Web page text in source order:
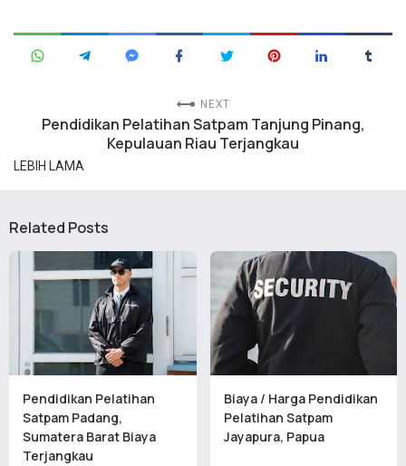
NEXT
Pendidikan Pelatihan Satpam Tanjung Pinang,
Kepulauan Riau Terjangkau
LEBIH LAMA
Related Posts
Pendidikan Pelatihan
Satpam Padang,
Sumatera Barat Biaya
Terjangkau
Biaya / Harga Pendidikan
Pelatihan Satpam
Jayapura, Papua